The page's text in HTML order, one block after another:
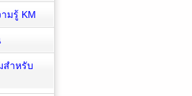
มรู้ KM
สำหรับ